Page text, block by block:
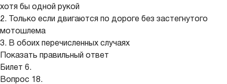
хотя бы одной рукой
2. Только если двигаются по дороге без застегнутого
мотошлема
3. В обоих перечисленных случаях
Показать правильный ответ
Билет 6.
Вопрос 18.